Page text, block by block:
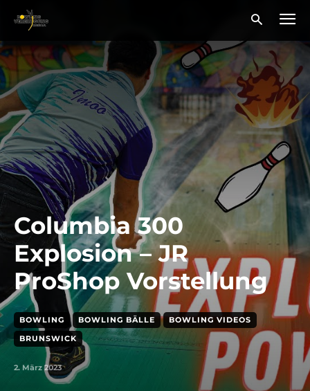
Columbia 300
Explosion – JR
ProShop Vorstellung
BOWLING BOWLING BÄLLE
BOWLING VIDEOS
BRUNSWICK
2. März 2023